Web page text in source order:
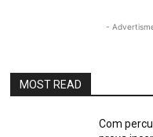
-
MOST READ
Com